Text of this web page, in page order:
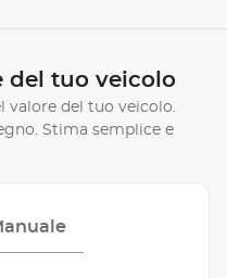
del tuo veicolo
valore del tuo veicolo.
Stima semplice e